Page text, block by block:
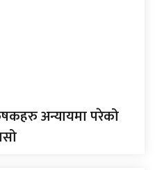
अन्यायमा परेको